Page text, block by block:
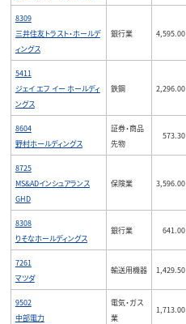
8309
三井住友トラスト・ホールデ
ィングス
銀行業 4,595.00
5411
ジェイ エフ イー ホールディ
ングス
鉄鋼 2,296.00
8604
野村ホールディングス
証券・商品
先物
573.30
8725
MS&ADインシュアランス
GHD
保険業 3,596.00
8308
りそなホールディングス
銀行業 641.00
7261
マツダ
輸送用機器 1,429.50
9502
中部電力
電気・ガス
業
1,713.00